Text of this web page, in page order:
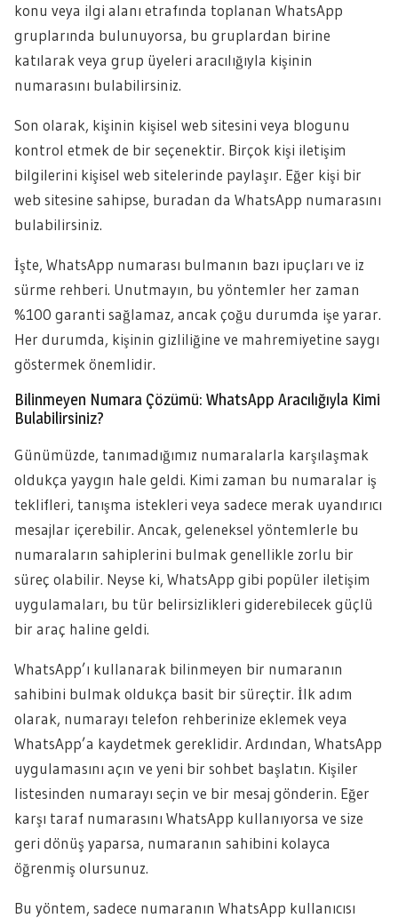
konu veya ilgi alanı etrafında toplanan WhatsApp
gruplarında bulunuyorsa, bu gruplardan birine
katılarak veya grup üyeleri aracılığıyla kişinin
numarasını bulabilirsiniz.
Son olarak, kişinin kişisel web sitesini veya blogunu
kontrol etmek de bir seçenektir. Birçok kişi iletişim
bilgilerini kişisel web sitelerinde paylaşır. Eğer kişi bir
web sitesine sahipse, buradan da WhatsApp numarasını
bulabilirsiniz.
İşte, WhatsApp numarası bulmanın bazı ipuçları ve iz
sürme rehberi. Unutmayın, bu yöntemler her zaman
%100 garanti sağlamaz, ancak çoğu durumda işe yarar.
Her durumda, kişinin gizliliğine ve mahremiyetine saygı
göstermek önemlidir.
Bilinmeyen Numara Çözümü: WhatsApp Aracılığıyla Kimi
Bulabilirsiniz?
Günümüzde, tanımadığımız numaralarla karşılaşmak
oldukça yaygın hale geldi. Kimi zaman bu numaralar iş
teklifleri, tanışma istekleri veya sadece merak uyandırıcı
mesajlar içerebilir. Ancak, geleneksel yöntemlerle bu
numaraların sahiplerini bulmak genellikle zorlu bir
süreç olabilir. Neyse ki, WhatsApp gibi popüler iletişim
uygulamaları, bu tür belirsizlikleri giderebilecek güçlü
bir araç haline geldi.
WhatsApp’ı kullanarak bilinmeyen bir numaranın
sahibini bulmak oldukça basit bir süreçtir. İlk adım
olarak, numarayı telefon rehberinize eklemek veya
WhatsApp’a kaydetmek gereklidir. Ardından, WhatsApp
uygulamasını açın ve yeni bir sohbet başlatın. Kişiler
listesinden numarayı seçin ve bir mesaj gönderin. Eğer
karşı taraf numarasını WhatsApp kullanıyorsa ve size
geri dönüş yaparsa, numaranın sahibini kolayca
öğrenmiş olursunuz.
Bu yöntem, sadece numaranın WhatsApp kullanıcısı